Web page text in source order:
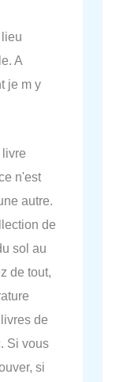
A
je m y
n'est
autre.
de
sol au
de tout,
de
Si vous
si